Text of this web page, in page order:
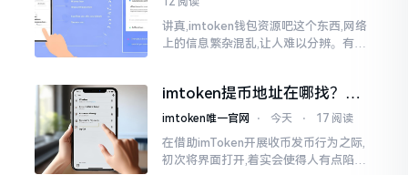
讲真,imtoken钱包资源吧这个东西,网络
上的信息繁杂混乱,让人难以分辨。有的
imtoken提币地址在哪找？手
把手教你快速查看
imtoken唯一官网 ⋅ 今天 ⋅ 17 阅读
在借助imToken开展收币发币行为之际,
初次将界面打开,着实会使得人有点陷入